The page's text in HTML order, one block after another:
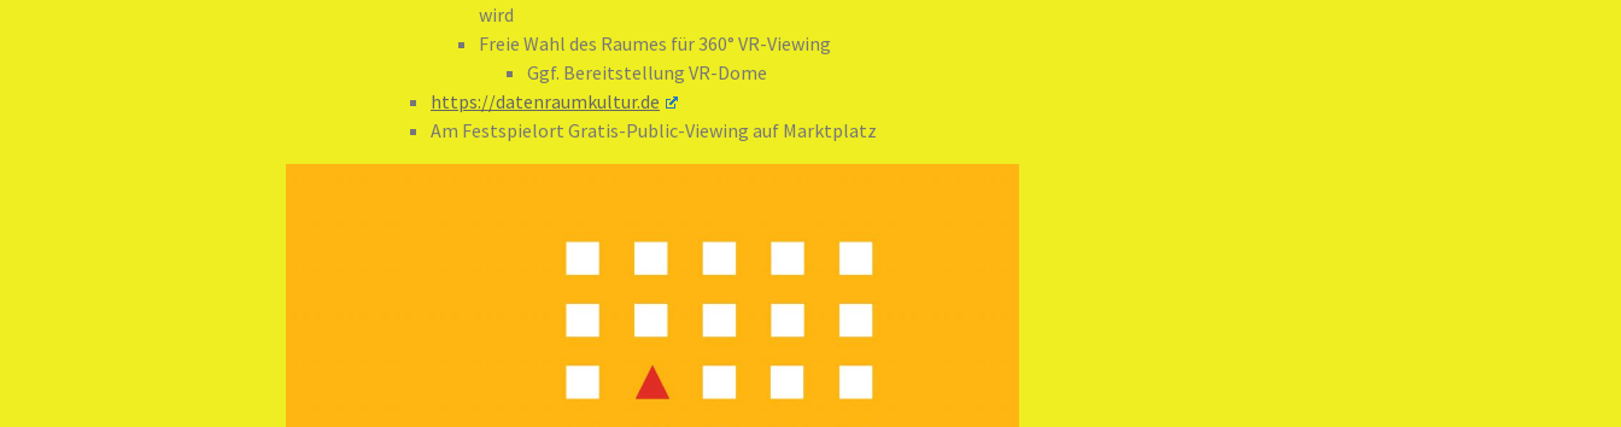
wird
Freie Wahl des Raumes für 360° VR-Viewing
Ggf. Bereitstellung VR-Dome
https://datenraumkultur.de
Am Festspielort Gratis-Public-Viewing auf Marktplatz